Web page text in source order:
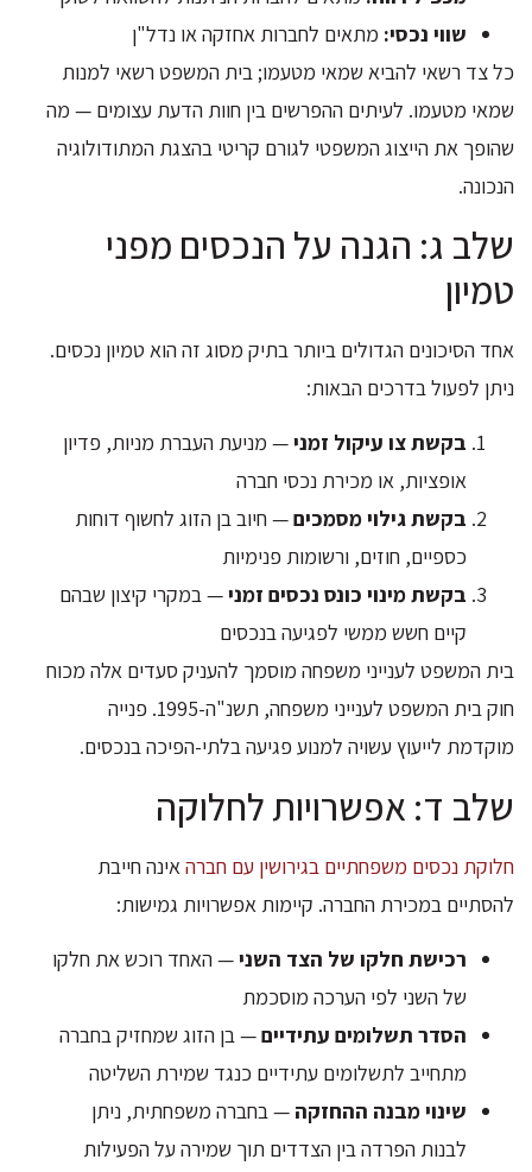
שווי נכסי: מתאים לחברות אחזקה או נדל"ן
כל צד רשאי להביא שמאי מטעמו; בית המשפט רשאי למנות
שמאי מטעמו. לעיתים ההפרשים בין חוות הדעת עצומים — מה
שהופך את הייצוג המשפטי לגורם קריטי בהצגת המתודולוגיה
הנכונה.
שלב ג: הגנה על הנכסים מפני
טמיון
אחד הסיכונים הגדולים ביותר בתיק מסוג זה הוא טמיון נכסים.
ניתן לפעול בדרכים הבאות:
בקשת צו עיקול זמני— מניעת העברת מניות, פדיון
אופציות, או מכירת נכסי חברה
בקשת גילוי מסמכים— חיוב בן הזוג לחשוף דוחות
כספיים, חוזים, ורשומות פנימיות
בקשת מינוי כונס נכסים זמני— במקרי קיצון שבהם
קיים חשש ממשי לפגיעה בנכסים
בית המשפט לענייני משפחה מוסמך להעניק סעדים אלה מכוח
חוק בית המשפט לענייני משפחה, תשנ"ה-1995. פנייה
מוקדמת לייעוץ עשויה למנוע פגיעה בלתי-הפיכה בנכסים.
שלב ד: אפשרויות לחלוקה
חלוקת נכסים משפחתיים בגירושין עם חברהאינה חייבת
להסתיים במכירת החברה. קיימות אפשרויות גמישות:
רכישת חלקו של הצד השני— האחד רוכש את חלקו
של השני לפי הערכה מוסכמת
הסדר תשלומים עתידיים— בן הזוג שמחזיק בחברה
מתחייב לתשלומים עתידיים כנגד שמירת השליטה
שינוי מבנה ההחזקה — בחברה משפחתית, ניתן
לבנות הפרדה בין הצדדים תוך שמירה על הפעילות